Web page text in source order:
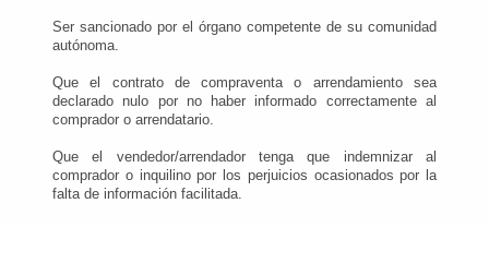
Ser sancionado por el órgano competente de su comunidad
autónoma.
Que el contrato de compraventa o arrendamiento sea
declarado nulo por no haber informado correctamente al
comprador o arrendatario.
Que el vendedor/arrendador tenga que indemnizar al
comprador o inquilino por los perjuicios ocasionados por la
falta de información facilitada.